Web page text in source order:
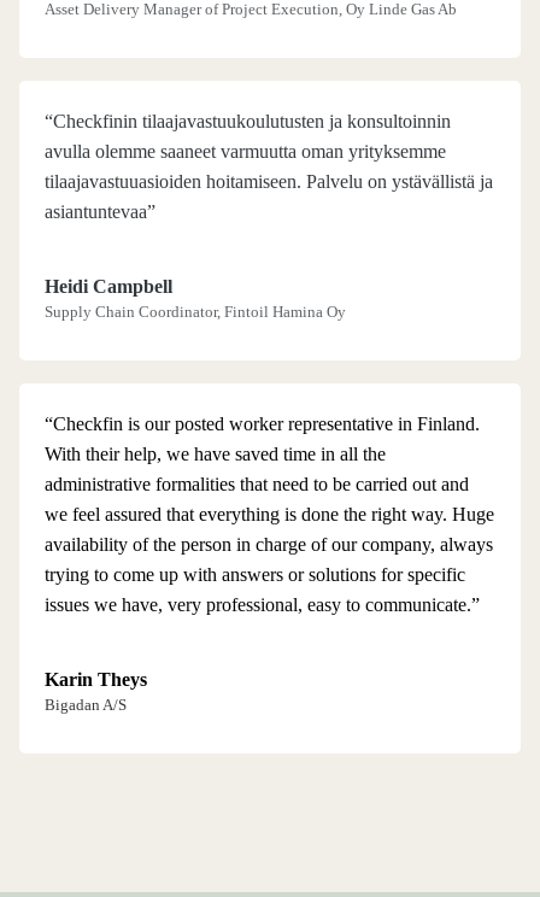
Asset Delivery Manager of Project Execution, Oy Linde Gas Ab
“Checkfinin tilaajavastuukoulutusten ja konsultoinnin
avulla olemme saaneet varmuutta oman yrityksemme
tilaajavastuuasioiden hoitamiseen. Palvelu on ystävällistä ja
asiantuntevaa”
Heidi Campbell
Supply Chain Coordinator, Fintoil Hamina Oy
“Checkfin is our posted worker representative in Finland.
With their help, we have saved time in all the
administrative formalities that need to be carried out and
we feel assured that everything is done the right way. Huge
availability of the person in charge of our company, always
trying to come up with answers or solutions for specific
issues we have, very professional, easy to communicate.”
Karin Theys
Bigadan A/S